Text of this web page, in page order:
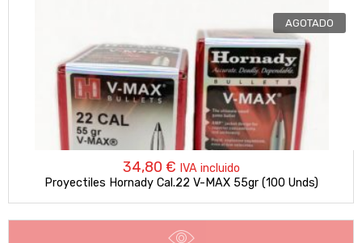
AGOTADO
34,80 € IVA incluido
Proyectiles Hornady Cal.22 V-MAX 55gr (100 Unds)